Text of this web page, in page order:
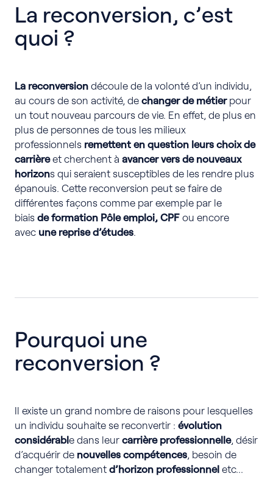
La reconversion, c’est
quoi ?
La reconversion découle de la volonté d’un individu,
au cours de son activité, de changer de métierpour
un tout nouveau parcours de vie. En effet, de plus en
plus de personnes de tous les milieux
professionnels remettent en question leurs choix de
carrièreet cherchent à avancer vers de nouveaux
horizons qui seraient susceptibles de les rendre plus
épanouis. Cette reconversion peut se faire de
différentes façons comme par exemple par le
biais de formation Pôle emploi, CPF ou encore
avec une reprise d’études.
Pourquoi une
reconversion ?
Il existe un grand nombre de raisons pour lesquelles
un individu souhaite se reconvertir : évolution
considérable dans leur carrière professionnelle, désir
d’acquérir de nouvelles compétences, besoin de
changer totalement d’horizon professionnel etc…